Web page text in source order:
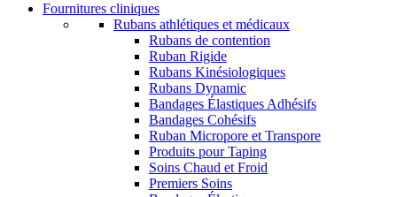
Fournitures cliniques
Rubans athlétiques et médicaux
Rubans de contention
Ruban Rigide
Rubans Kinésiologiques
Rubans Dynamic
Bandages Élastiques Adhésifs
Bandages Cohésifs
Ruban Micropore et Transpore
Produits pour Taping
Soins Chaud et Froid
Premiers Soins